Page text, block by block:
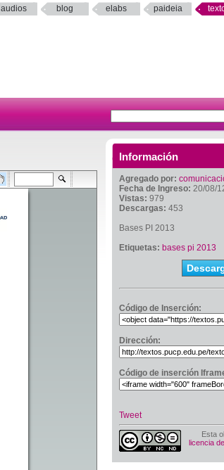
audios blog elabs paideia
Información
Agregado por:
Fecha de Ingreso: 20/08/
Vistas: 979
Descargas: 453
Bases PI 2013
Etiquetas: bases pi 2013
Código de Inserción:
Dirección:
Código de inserción
Tweet
Esta
licencia